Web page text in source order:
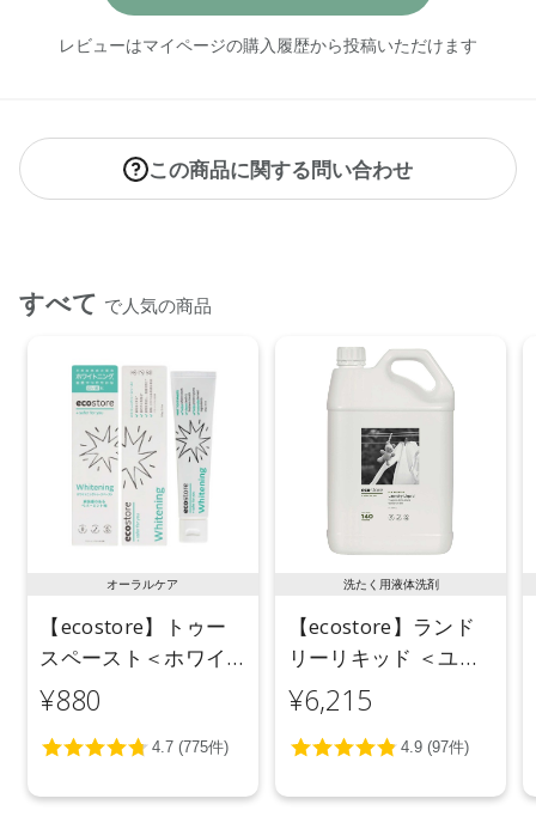
レビューはマイページの購入履歴から投稿いただけます
この商品に関する問い合わせ
すべて で人気の商品
オーラルケア
【ecostore】トゥー
スペースト＜ホワイ
トニング＞ 100g
¥880
洗たく用液体洗剤
【ecostore】ランド
リーリキッド ＜ユー
カリ＞ 5L
¥6,215